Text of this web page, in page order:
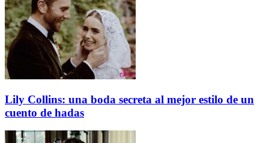
Lily Collins: una boda secreta al mejor estilo de un
cuento de hadas